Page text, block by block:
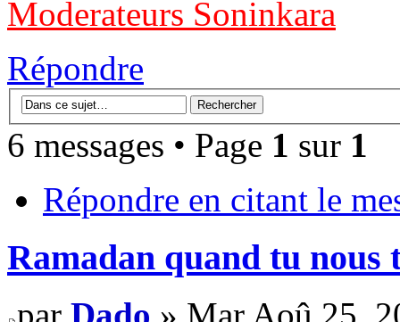
Moderateurs Soninkara
Répondre
6 messages • Page 1 sur 1
Répondre en citant le
Ramadan quand tu nous